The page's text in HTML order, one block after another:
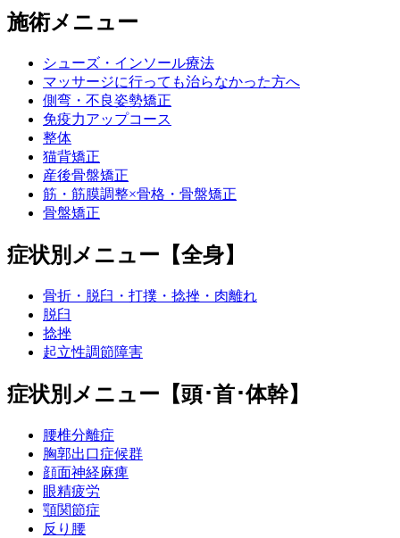
施術メニュー
シューズ・インソール療法
マッサージに行っても治らなかった方へ
側弯・不良姿勢矯正
免疫力アップコース
整体
猫背矯正
産後骨盤矯正
筋・筋膜調整×骨格・骨盤矯正
骨盤矯正
症状別メニュー【全身】
骨折・脱臼・打撲・捻挫・肉離れ
脱臼
捻挫
起立性調節障害
症状別メニュー【頭･首･体幹】
腰椎分離症
胸郭出口症候群
顔面神経麻痺
眼精疲労
顎関節症
反り腰